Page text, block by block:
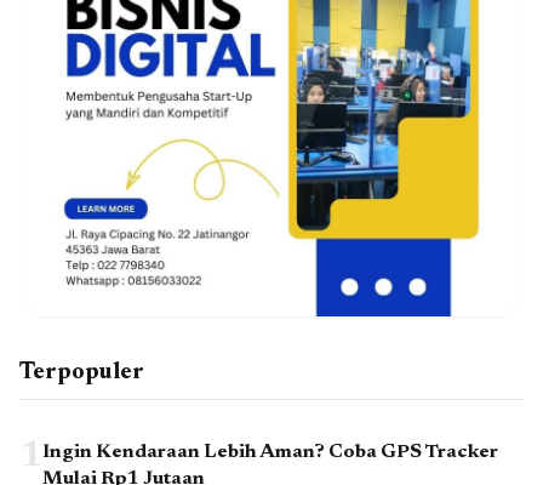
Terpopuler
1Ingin Kendaraan Lebih Aman? Coba GPS Tracker
Mulai Rp1 Jutaan